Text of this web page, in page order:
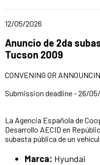
Date of publication of the
12/05/2026
Title of the
Anuncio de 2da
Tucson 2009
CONVENING OR
Submission deadline - 26/
La Agencia Española de
Desarrollo AECID en
subasta pública de un
Marca: Hyundai